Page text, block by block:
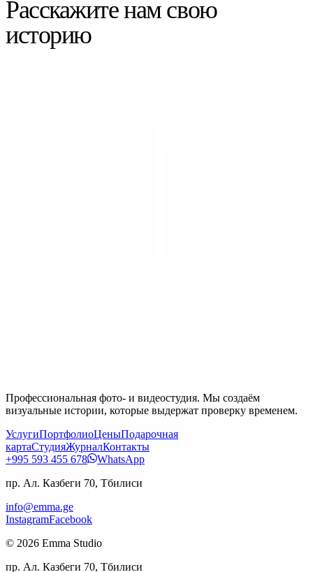
Расскажите нам свою
историю
Профессиональная фото- и видеостудия. Мы создаём
визуальные истории, которые выдержат проверку временем.
УслугиПортфолиоЦеныПодарочная
картаСтудияЖурналКонтакты
+995 593 455 678
WhatsApp
пр. Ал. Казбеги 70, Тбилиси
info@emma.ge
InstagramFacebook
© 2026 Emma Studio
пр. Ал. Казбеги 70, Тбилиси